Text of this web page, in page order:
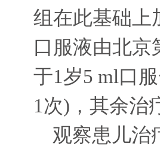
组在此基础上
口服液由北京
于1岁5 ml口
1次) ，其余
观察患儿治